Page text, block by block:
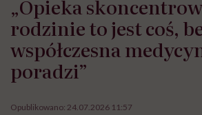
„Opieka
rodzinie to jest coś,
współczesna
poradzi”
Opublikowano: 24.07.2026 11:57